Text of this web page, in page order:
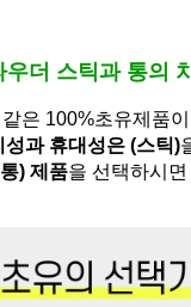
우더 스틱과 통의
은 100%초유제품이
성과 휴대성은 (스틱)
) 제품을 선택하시